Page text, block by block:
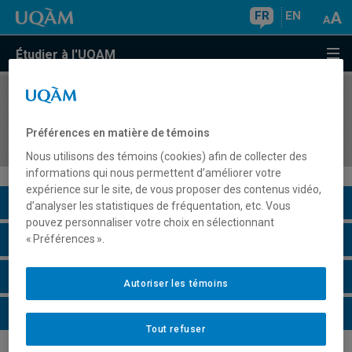
FR EN
Étudier à l'UQAM
COURS//
architecture d'affaires
Description du cours
Horaire - Été 2026
Horaire - Automne 2026
Horaire - Hiver 2027
Préférences en matière de témoins
Nous utilisons des témoins (cookies) afin de collecter des
informations qui nous permettent d’améliorer votre
expérience sur le site, de vous proposer des contenus vidéo,
d’analyser les statistiques de fréquentation, etc. Vous
pouvez personnaliser votre choix en sélectionnant
« Préférences ».
Tout refuser
Autoriser les témoins